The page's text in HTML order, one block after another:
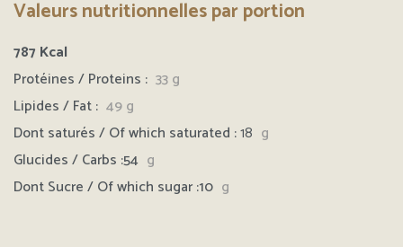
Valeurs nutritionnelles par portion
787 Kcal
Protéines / Proteins : 33 g
Lipides / Fat : 49g
Dont saturés / Of which saturated :18 g
Glucides / Carbs :54 g
Dont Sucre / Of which sugar :10 g